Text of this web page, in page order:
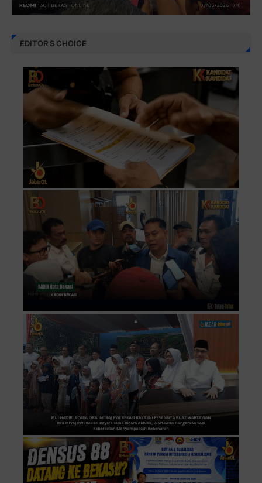
EDITOR'S CHOICE